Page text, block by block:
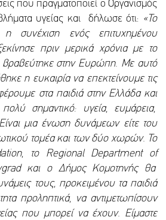
που πραγματοποιεί ο Οργανισμός
υγείας και δήλωσε ότι: «Το
συνέχιση ενός επιτυχημένου
πριν μερικά χρόνια με το
βραβεύτηκε στην Ευρώπη. Με αυτό
η ευκαιρία να επεκτείνουμε τις
στα παιδιά στην Ελλάδα και
σημαντικό: υγεία, ευμάρεια,
μια ένωση δυνάμεων είτε του
τομέα και των δύο χωρών. Το
το Regional Department of
και ο Δήμος Κομοτηνής θα
τους, προκειμένου τα παιδιά
προληπτικά, να αντιμετωπίσουν
που μπορεί να έχουν. Είμαστε